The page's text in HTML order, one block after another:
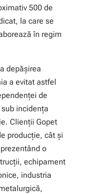
500 de
la care se
în regim
depășirea
a evitat astfel
de
incidența
Clienții Gopet
producție, cât și
o
echipament
industria